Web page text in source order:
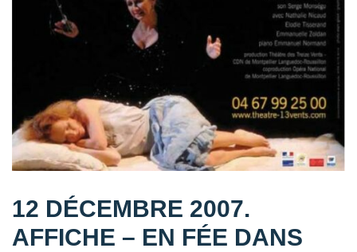
12 DÉCEMBRE 2007.
AFFICHE – EN FÉE DANS